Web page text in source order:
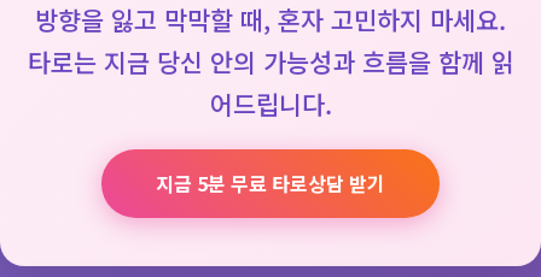
방향을 잃고 막막할 때, 혼자 고민하지 마세요.
타로는 지금 당신 안의 가능성과 흐름을 함께 읽
어드립니다.
지금 5분 무료 타로상담 받기